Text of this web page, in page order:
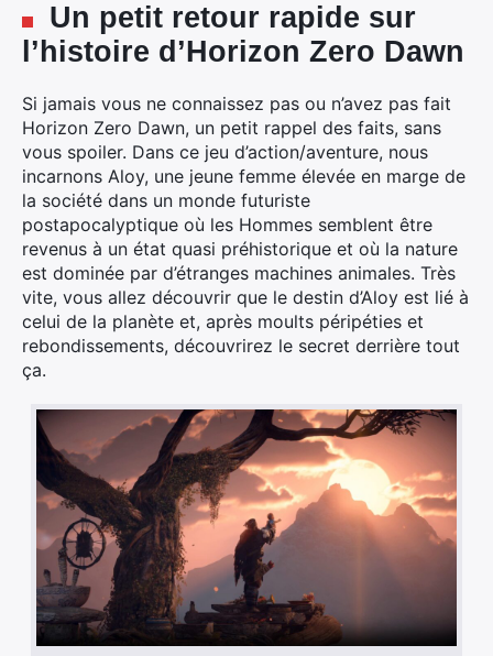
Un petit retour rapide sur
l’histoire d’Horizon Zero Dawn
Si jamais vous ne connaissez pas ou n’avez pas fait
Horizon Zero Dawn, un petit rappel des faits, sans
vous spoiler. Dans ce jeu d’action/aventure, nous
incarnons Aloy, une jeune femme élevée en marge de
la société dans un monde futuriste
postapocalyptique où les Hommes semblent être
revenus à un état quasi préhistorique et où la nature
est dominée par d’étranges machines animales. Très
vite, vous allez découvrir que le destin d’Aloy est lié à
celui de la planète et, après moults péripéties et
rebondissements, découvrirez le secret derrière tout
ça.